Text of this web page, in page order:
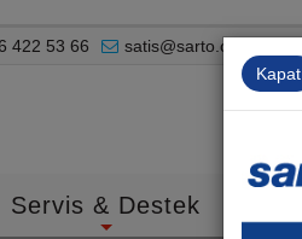
422 53 66 satis@sarto.com.tr
Servis & Destek
Kapat